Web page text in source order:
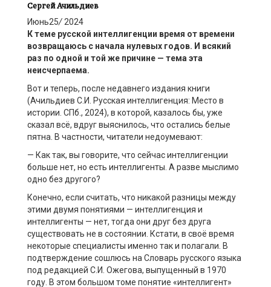
Сергей Ачильдиев
Июнь25/ 2024
К теме русской интеллигенции время от времени
возвращаюсь с начала нулевых годов. И всякий
раз по одной и той же причине — тема эта
неисчерпаема.
Вот и теперь, после недавнего издания книги
(Ачильдиев С.И. Русская интеллигенция: Место в
истории. СПб., 2024), в которой, казалось бы, уже
сказал всё, вдруг выяснилось, что остались белые
пятна. В частности, читатели недоумевают:
— Как так, вы говорите, что сейчас интеллигенции
больше нет, но есть интеллигенты. А разве мыслимо
одно без другого?
Конечно, если считать, что никакой разницы между
этими двумя понятиями — интеллигенция и
интеллигенты — нет, тогда они друг без друга
существовать не в состоянии. Кстати, в своё время
некоторые специалисты именно так и полагали. В
подтверждение сошлюсь на Словарь русского языка
под редакцией С.И. Ожегова, выпущенный в 1970
году. В этом большом томе понятие «интеллигент»